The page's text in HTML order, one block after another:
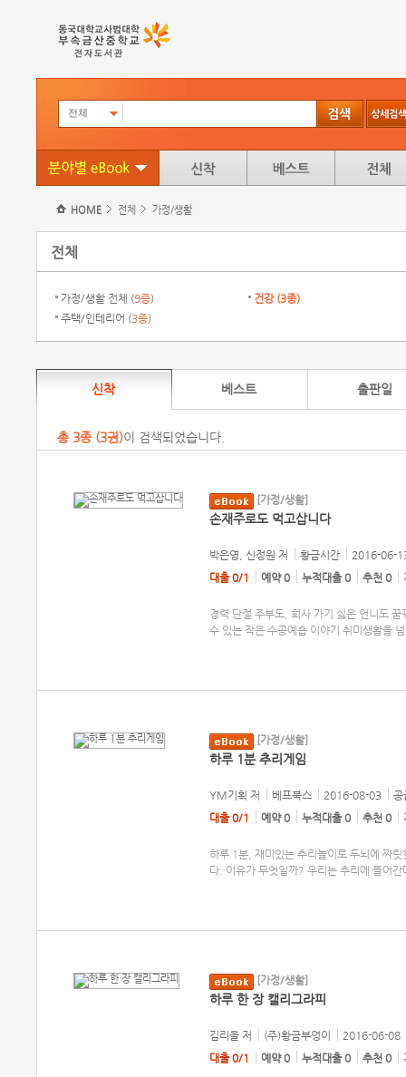
전체
HOME 전체 가정/생활
전체
가정/생활 전체 (9종) 건강 (3종)
주택/인테리어 (3종)
신착 베스트 출판일
총 3종 (3권)이 검색되었습니다.
[가정/생활]
손재주로도 먹고삽니다
박은영, 신정원 저 황금시간
2016-06-
대출 0/1
예약 0 누적대출 0 추천 0
경력 단절 주부도, 회사 가기 싫은 언니도
수 있는 작은 수공예숍 이야기 취미생활을
[가정/생활]
하루 1분 추리게임
YM기획 저 베프북스 2016-08-03
공
대출 0/1
예약 0 누적대출 0 추천 0
하루 1분, 재미있는 추리놀이로 두뇌에 짜
다. 이유가 무엇일까? 우리는 추리에 들어
[가정/생활]
하루 한 장 캘리그라피
김리을 저 (주)황금부엉이
2016-06-08
대출 0/1
예약 0 누적대출 0 추천 0